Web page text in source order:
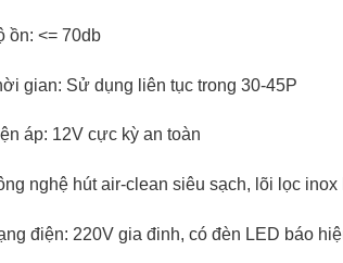
ồn: <= 70db
gian: Sử dụng liên tục trong 30-45P
áp: 12V cực kỳ an toàn
nghệ hút air-clean siêu sạch, lõi lọc
điện: 220V gia đinh, có đèn LED báo